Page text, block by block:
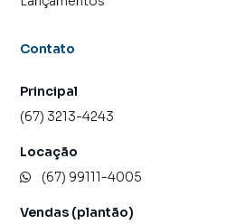
Contato
Principal
(67) 3213-4243
Locação
(67) 99111-4005
Vendas (plantão)